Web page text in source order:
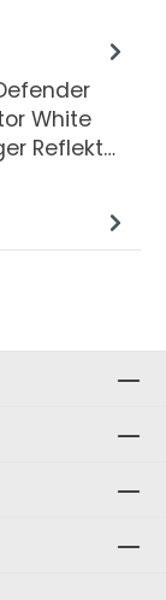
White
Reflekt…